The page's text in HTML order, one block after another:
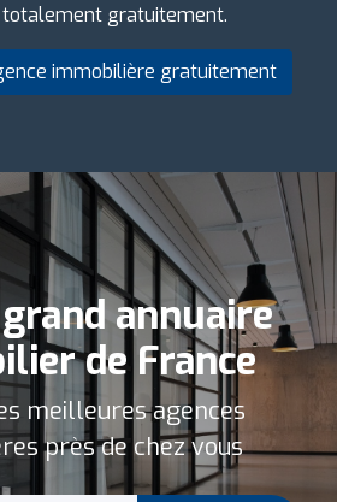
gratuitement.
immobilière gratuitement
annuaire
de France
meilleures agences
près de chez vous